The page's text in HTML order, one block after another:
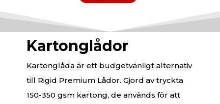
Kartonglådor
Kartonglåda är ett budgetvänligt alternativ
till Rigid Premium Lådor. Gjord av tryckta
150-350 gsm kartong, de används för att